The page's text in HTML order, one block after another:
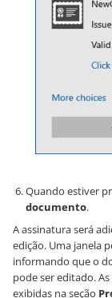
Quando estiver
documento.
A assinatura será
edição. Uma janela
informando que o
pode ser editado.
exibidas na seção